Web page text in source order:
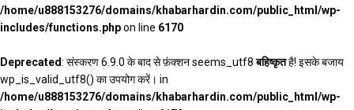
/home/u888153276/domains/khabarhardin.com/public_html/wp-
includes/functions.phpon line 6170
Deprecated: संस्करण 6.9.0 के बाद से फ़ंक्शन seems_utf8बहिष्कृतहै! इसके बजाय
wp_is_valid_utf8() का उपयोग करें। in
/home/u888153276/domains/khabarhardin.com/public_html/wp-